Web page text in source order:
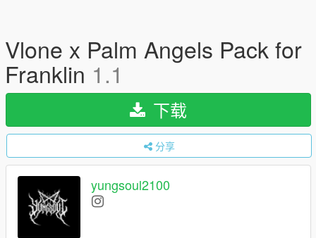
Vlone x Palm Angels Pack for
Franklin 1.1
下载
分享
yungsoul2100